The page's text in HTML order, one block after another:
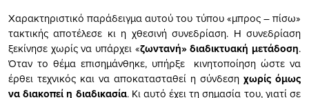
Χαρακτηριστικό παράδειγμα αυτού του τύπου «μπρος – πίσω»
τακτικής αποτέλεσε κι η χθεσινή συνεδρίαση. Η συνεδρίαση
ξεκίνησε χωρίς να υπάρχει «ζωντανή» διαδικτυακή μετάδοση.
Όταν το θέμα επισημάνθηκε, υπήρξε κινητοποίηση ώστε να
έρθει τεχνικός και να αποκατασταθεί η σύνδεση χωρίς όμως
να διακοπεί η διαδικασία. Κι αυτό έχει τη σημασία του, γιατί σε